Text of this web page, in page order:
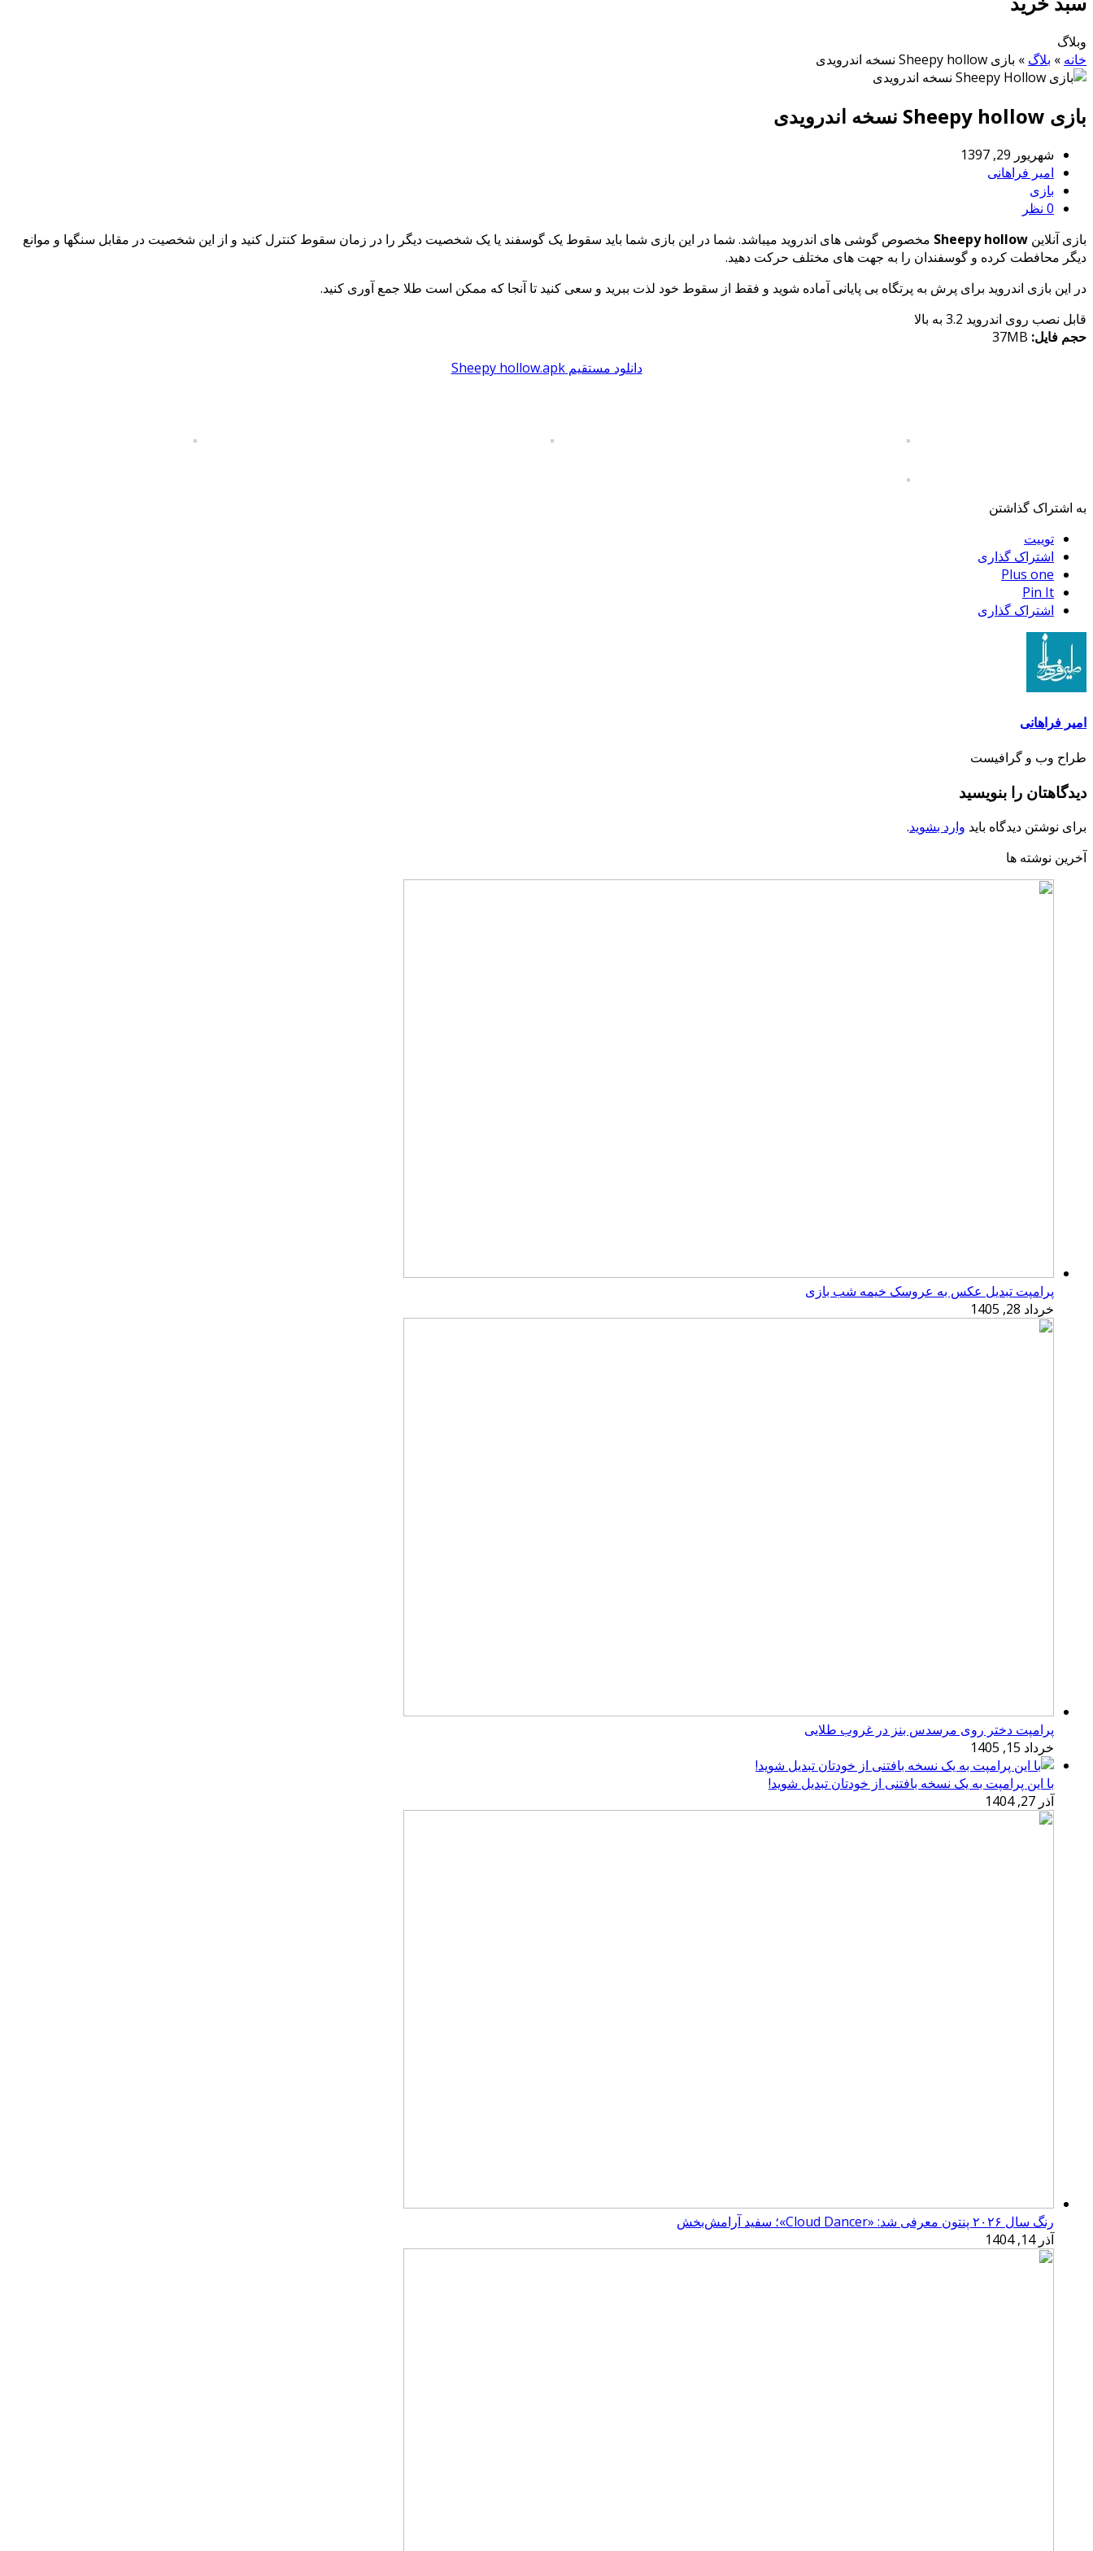
وبلاگ
خانه » بلاگ » بازی Sheepy hollow نسخه اندرویدی
بازی Sheepy hollow نسخه اندرویدی
شهریور 29, 1397
امیر فراهانی
بازی
0 نظر
بازی آنلاین Sheepy hollow مخصوص گوشی های اندروید میباشد. شما در این بازی شما باید سقوط یک گوسفند یا یک شخصیت دیگر را در زمان سقوط کنترل کنید و از این شخصیت در مقابل سنگها و موانع
دیگر محافطت کرده و گوسفندان را به جهت های مختلف حرکت دهید.
در این بازی اندروید برای پرش به پرتگاه بی پایانی آماده شوید و فقط از سقوط خود لذت ببرید و سعی کنید تا آنجا که ممکن است طلا جمع آوری کنید.
قابل نصب روی اندروید 3.2 به بالا
حجم فایل:
دانلود مستقیم Sheepy hollow.apk
به اشتراک گذاشتن
توییت
اشتراک گذاری
Plus one
Pin It
اشتراک گذاری
امیر فراهانی
طراح وب و گرافیست
دیدگاهتان را بنویسید
برای نوشتن دیدگاه باید وارد بشوید.
آخرین نوشته ها
پرامپت تبدیل عکس به عروسک خیمه شب بازی
خرداد 28, 1405
پرامپت دختر روی مرسدس بنز در غروب طلایی
خرداد 15, 1405
با این پرامپت به یک نسخه بافتنی از خودتان تبدیل شوید!
آذر 27, 1404
رنگ سال ۲۰۲۶ پنتون معرفی شد: «Cloud Dancer»؛ سفید آرامش‌بخش
آذر 14, 1404